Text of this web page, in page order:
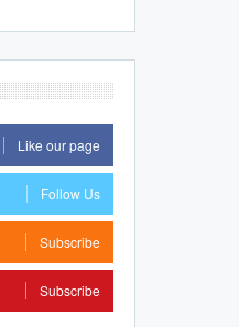
Like our page
Follow Us
Subscribe
Subscribe